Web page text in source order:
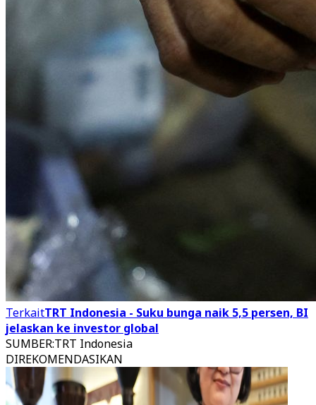
TerkaitTRT Indonesia - Suku bunga naik 5,5 persen, BI
jelaskan ke investor global
SUMBER:TRT Indonesia
DIREKOMENDASIKAN